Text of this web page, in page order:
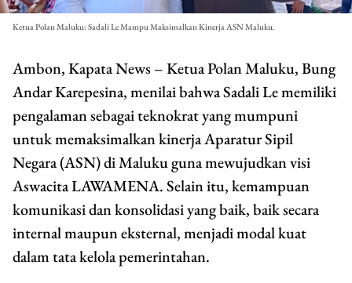
Ketua Polan Maluku: Sadali Le Mampu Maksimalkan Kinerja ASN Maluku.
Ambon, Kapata News – Ketua Polan Maluku, Bung
Andar Karepesina, menilai bahwa Sadali Le memiliki
pengalaman sebagai teknokrat yang mumpuni
untuk memaksimalkan kinerja Aparatur Sipil
Negara (ASN) di Maluku guna mewujudkan visi
Aswacita LAWAMENA. Selain itu, kemampuan
komunikasi dan konsolidasi yang baik, baik secara
internal maupun eksternal, menjadi modal kuat
dalam tata kelola pemerintahan.